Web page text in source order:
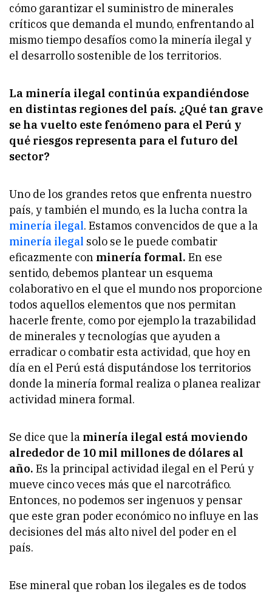
cómo garantizar el suministro de minerales
críticos que demanda el mundo, enfrentando al
mismo tiempo desafíos como la minería ilegal y
el desarrollo sostenible de los territorios.
La minería ilegal continúa expandiéndose
en distintas regiones del país. ¿Qué tan grave
se ha vuelto este fenómeno para el Perú y
qué riesgos representa para el futuro del
sector?
Uno de los grandes retos que enfrenta nuestro
país, y también el mundo, es la lucha contra la
minería ilegal. Estamos convencidos de que a la
minería ilegal solo se le puede combatir
eficazmente con minería formal. En ese
sentido, debemos plantear un esquema
colaborativo en el que el mundo nos proporcione
todos aquellos elementos que nos permitan
hacerle frente, como por ejemplo la trazabilidad
de minerales y tecnologías que ayuden a
erradicar o combatir esta actividad, que hoy en
día en el Perú está disputándose los territorios
donde la minería formal realiza o planea realizar
actividad minera formal.
Se dice que la minería ilegal está moviendo
alrededor de 10 mil millones de dólares al
año. Es la principal actividad ilegal en el Perú y
mueve cinco veces más que el narcotráfico.
Entonces, no podemos ser ingenuos y pensar
que este gran poder económico no influye en las
decisiones del más alto nivel del poder en el
país.
Ese mineral que roban los ilegales es de todos